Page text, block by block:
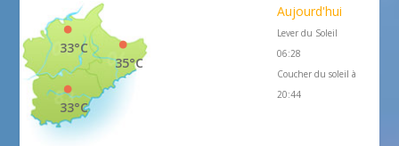
35°C
33°C
33°C
Aujourd'hui
Lever du Soleil
06:28
Coucher du soleil à
20:44